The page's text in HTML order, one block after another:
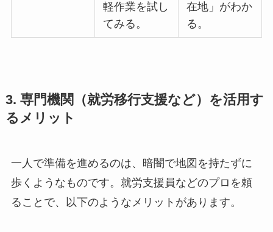
軽作業を試し
てみる。
在地」がわか
る。
3. 専門機関（就労移行支援など）を活用す
るメリット
一人で準備を進めるのは、暗闇で地図を持たずに
歩くようなものです。就労支援員などのプロを頼
ることで、以下のようなメリットがあります。